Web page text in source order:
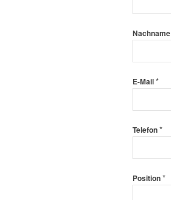
Nachname
E-Mail*
Telefon*
Position*